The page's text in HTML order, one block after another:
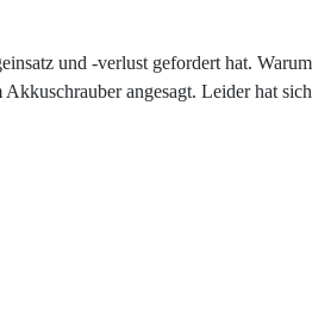
und -verlust gefordert hat.
angesagt. Leider hat